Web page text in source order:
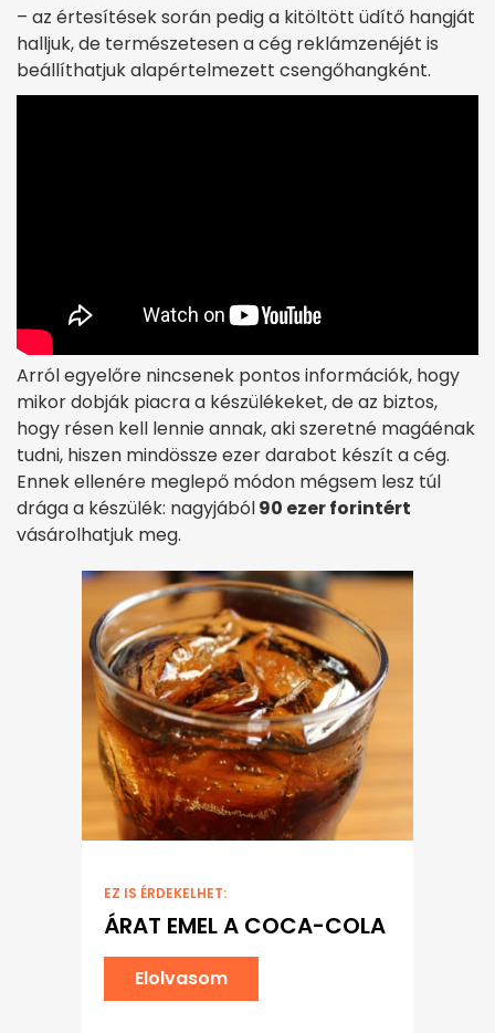
– az értesítések során pedig a kitöltött üdítő hangját
halljuk, de természetesen a cég reklámzenéjét is
beállíthatjuk alapértelmezett csengőhangként.
Arról egyelőre nincsenek pontos információk, hogy
mikor dobják piacra a készülékeket, de az biztos,
hogy résen kell lennie annak, aki szeretné magáénak
tudni, hiszen mindössze ezer darabot készít a cég.
Ennek ellenére meglepő módon mégsem lesz túl
drága a készülék: nagyjából90 ezer forintért
vásárolhatjuk meg.
EZ IS ÉRDEKELHET:
ÁRAT EMEL A COCA-COLA
Elolvasom